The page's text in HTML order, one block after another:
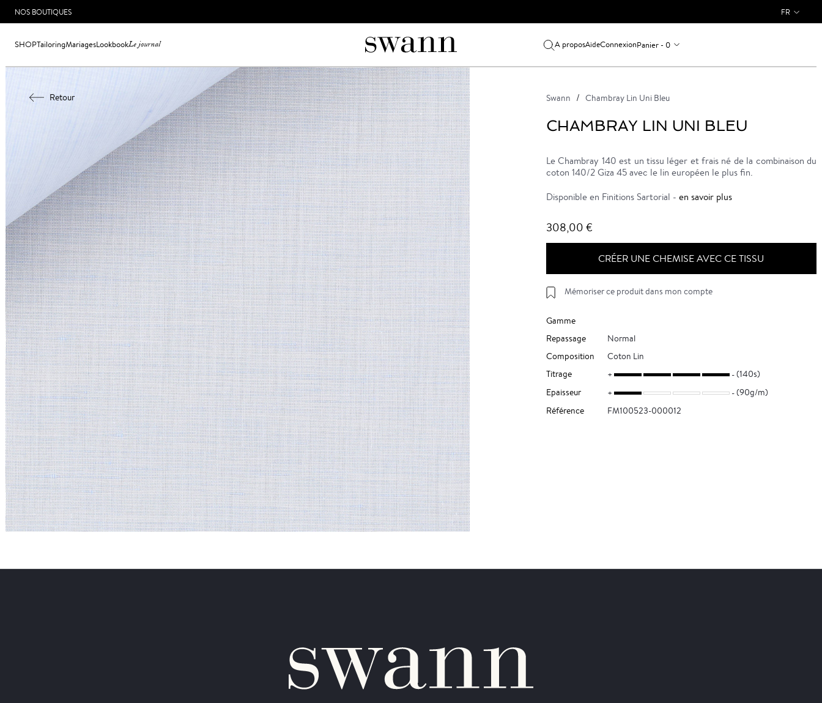
NOS BOUTIQUES FR
SHOPTailoringMariagesLookbookLe journal A proposAideConnexionPanier - 0
Retour Swann Chambray Lin Uni Bleu
CHAMBRAY LIN UNI BLEU
Le Chambray 140 est un tissu léger et frais né de la combinaison du
coton 140/2 Giza 45 avec le lin européen le plus fin.
Disponible en Finitions Sartorial - en savoir plus
308,00 €
CRÉER UNE CHEMISE AVEC CE TISSU
Mémoriser ce produit dans mon compte
Gamme
Repassage
Normal
Composition
Coton Lin
Titrage
(140s)
Epaisseur
(90g/m)
Référence
FM100523-000012